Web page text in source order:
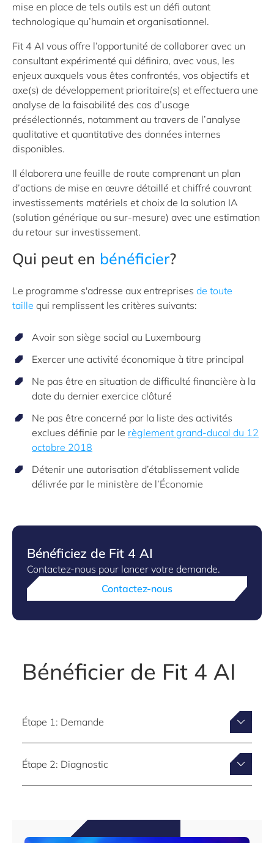
mise en place de tels outils est un défi autant
technologique qu’humain et organisationnel.
Fit 4 AI vous offre l’opportunité de collaborer avec un
consultant expérimenté qui définira, avec vous, les
enjeux auxquels vous êtes confrontés, vos objectifs et
axe(s) de développement prioritaire(s) et effectuera une
analyse de la faisabilité des cas d’usage
présélectionnés, notamment au travers de l’analyse
qualitative et quantitative des données internes
disponibles.
Il élaborera une feuille de route comprenant un plan
d’actions de mise en œuvre détaillé et chiffré couvrant
investissements matériels et choix de la solution IA
(solution générique ou sur-mesure) avec une estimation
du retour sur investissement.
Qui peut en bénéficier?
Le programme s'adresse aux entreprises de toute
taille qui remplissent les critères suivants:
Avoir son siège social au Luxembourg
Exercer une activité économique à titre principal
Ne pas être en situation de difficulté financière à la
date du dernier exercice clôturé
Ne pas être concerné par la liste des activités
exclues définie par le règlement grand-ducal du 12
octobre 2018
Détenir une autorisation d’établissement valide
délivrée par le ministère de l’Économie
Bénéficiez de Fit 4 AI
Contactez-nous pour lancer votre demande.
Contactez-nous
Bénéficier de Fit 4 AI
Étape 1: Demande
Étape 2: Diagnostic